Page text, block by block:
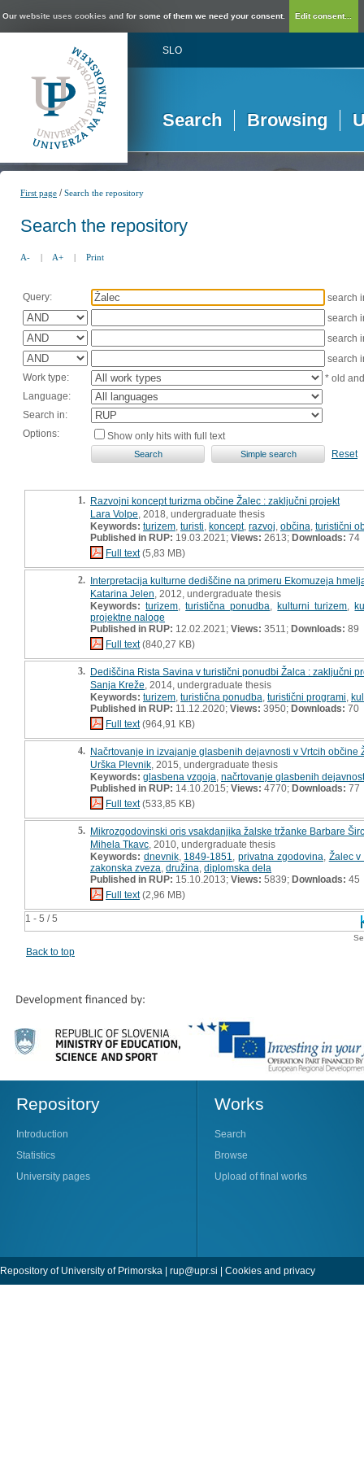
Our website uses cookies and for some of them we need your consent. Edit consent...
SLO
Search Browsing
First page /Search the repository
Search the repository
A- | A+ | Print
Query:
search
search
search
search
Work type:
* old
Language:
Search in:
Options:
Show only hits with full text
Reset
1 - 5 / 5
1. Razvojni koncept turizma občine Žalec : zaključni projekt
Lara Volpe , 2018, undergraduate thesis
Keywords: turizem turisti koncept, razvoj občina turistični
Published in RUP: 19.03.2021; Views: 2613; Downloads: 74
Full text(5,83 MB)
2. Interpretacija kulturne dediščine na primeru Ekomuzeja
Katarina Jelen , 2012, undergraduate thesis
Keywords: turizem ,turistična ponudba ,kulturni turizem ,
projektne naloge
Published in RUP: 12.02.2021; Views: 3511; Downloads: 89
Full text(840,27 KB)
3. Dediščina Rista Savina v turistični ponudbi Žalca : zaključni
Sanja Kreže , 2014, undergraduate thesis
Keywords: turizem turistična ponudba turistični programi
Published in RUP: 11.12.2020; Views: 3950; Downloads: 70
Full text(964,91 KB)
4. Načrtovanje in izvajanje glasbenih dejavnosti v Vrtcih občine
Urška Plevnik , 2015, undergraduate thesis
Keywords: glasbena vzgoja načrtovanje glasbenih
Published in RUP: 14.10.2015; Views: 4770; Downloads: 77
Full text(533,85 KB)
5. Mikrozgodovinski oris vsakdanjika žalske tržanke Barbare
Mihela Tkavc , 2010, undergraduate thesis
Keywords: dnevnik, 1849-1851 ,privatna zgodovina Žalec
zakonska zveza družina diplomska dela
Published in RUP: 15.10.2013; Views: 5839; Downloads: 45
Full text(2,96 MB)
Back to top
Repository
Introduction
Statistics
University pages
Works
Search
Browse
Upload of final works
Repository of University of Primorska | rup@upr.si | Cookies and privacy